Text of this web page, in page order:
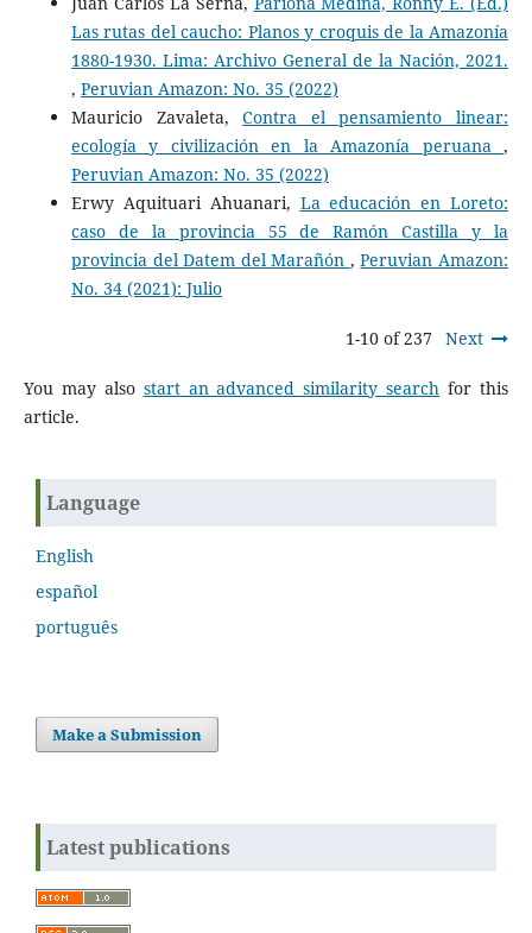
Las rutas del caucho: Planos y croquis de la Amazonía
1880-1930. Lima: Archivo General de la Nación, 2021.
, Peruvian Amazon: No. 35 (2022)
Mauricio Zavaleta,Contra el pensamiento linear:
ecología y civilización en la Amazonía peruana,
Peruvian Amazon: No. 35 (2022)
Erwy Aquituari Ahuanari, La educación en Loreto:
caso de la provincia 55 de Ramón Castilla y la
provincia del Datem del Marañón ,Peruvian Amazon:
No. 34 (2021): Julio
1-10 of 237 Next
You may also start an advanced similarity search for this
article.
Language
English
español
português
Make a Submission
Latest publications